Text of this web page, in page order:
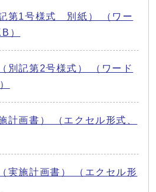
第1号様式 別紙） （ワー
）
別記第2号様式） （ワード
計画書） （エクセル形式、
実施計画書） （エクセル形